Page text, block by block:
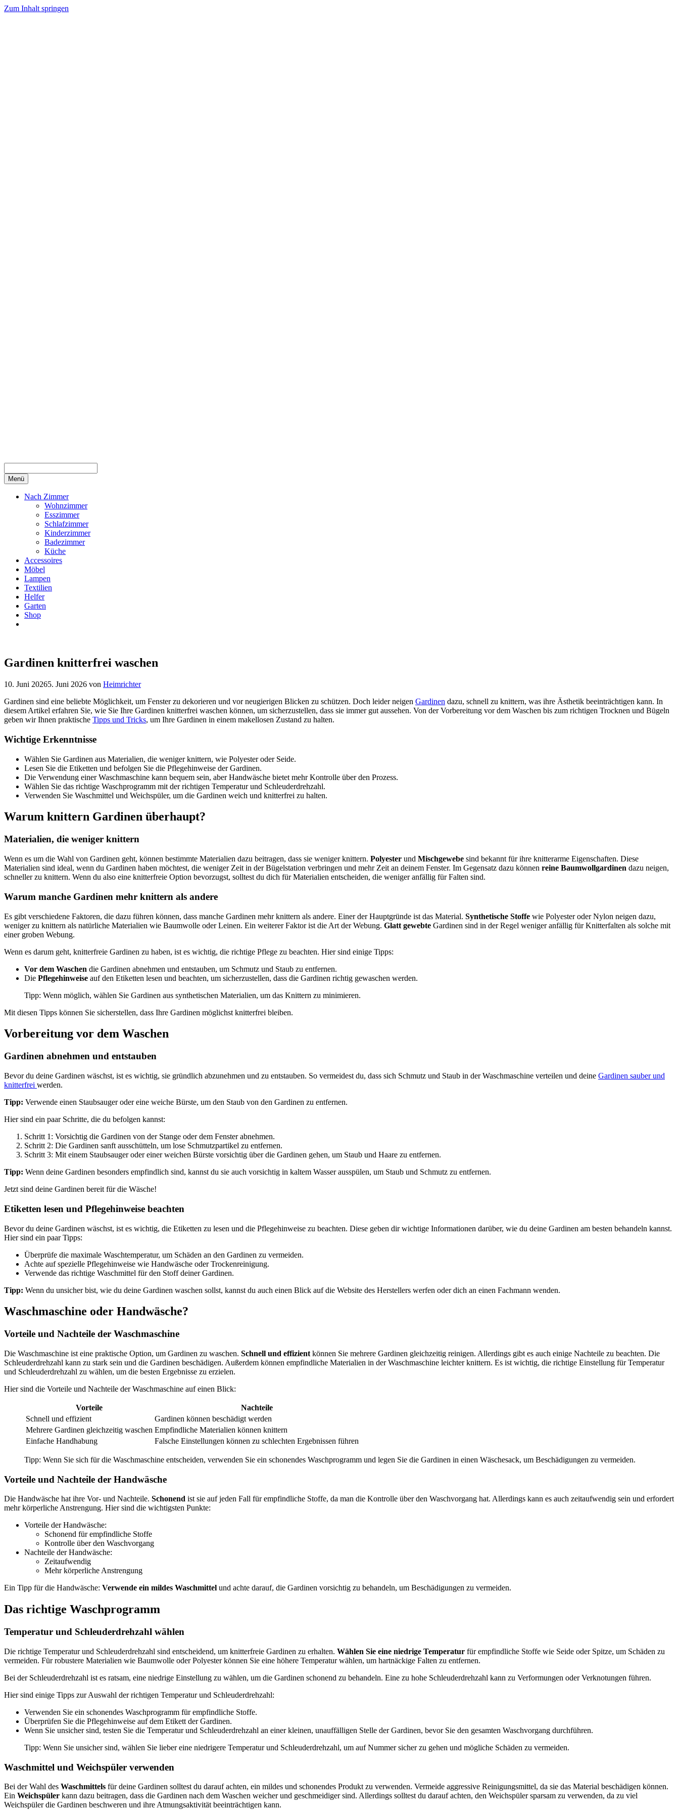
Zum Inhalt springen
Menü
Nach Zimmer
Wohnzimmer
Esszimmer
Schlafzimmer
Kinderzimmer
Badezimmer
Küche
Accessoires
Möbel
Lampen
Textilien
Helfer
Garten
Shop
Gardinen knitterfrei waschen
10. Juni 20265. Juni 2026 von Heimrichter
Gardinen sind eine beliebte Möglichkeit, um Fenster zu dekorieren und vor neugierigen Blicken zu schützen. Doch leider neigen Gardinen dazu, schnell zu knittern, was ihre Ästhetik beeinträchtigen kann. In
diesem Artikel erfahren Sie, wie Sie Ihre Gardinen knitterfrei waschen können, um sicherzustellen, dass sie immer gut aussehen. Von der Vorbereitung vor dem Waschen bis zum richtigen Trocknen und Bügeln
geben wir Ihnen praktische Tipps und Tricks, um Ihre Gardinen in einem makellosen Zustand zu halten.
Wichtige Erkenntnisse
Wählen Sie Gardinen aus Materialien, die weniger knittern, wie Polyester oder Seide.
Lesen Sie die Etiketten und befolgen Sie die Pflegehinweise der Gardinen.
Die Verwendung einer Waschmaschine kann bequem sein, aber Handwäsche bietet mehr Kontrolle über den Prozess.
Wählen Sie das richtige Waschprogramm mit der richtigen Temperatur und Schleuderdrehzahl.
Verwenden Sie Waschmittel und Weichspüler, um die Gardinen weich und knitterfrei zu halten.
Warum knittern Gardinen überhaupt?
Materialien, die weniger knittern
Wenn es um die Wahl von Gardinen geht, können bestimmte Materialien dazu beitragen, dass sie weniger knittern. Polyester und Mischgewebe sind bekannt für ihre knitterarme Eigenschaften. Diese
Materialien sind ideal, wenn du Gardinen haben möchtest, die weniger Zeit in der Bügelstation verbringen und mehr Zeit an deinem Fenster. Im Gegensatz dazu können reine Baumwollgardinen dazu neigen,
schneller zu knittern. Wenn du also eine knitterfreie Option bevorzugst, solltest du dich für Materialien entscheiden, die weniger anfällig für Falten sind.
Warum manche Gardinen mehr knittern als andere
Es gibt verschiedene Faktoren, die dazu führen können, dass manche Gardinen mehr knittern als andere. Einer der Hauptgründe ist das Material. Synthetische Stoffe wie Polyester oder Nylon neigen dazu,
weniger zu knittern als natürliche Materialien wie Baumwolle oder Leinen. Ein weiterer Faktor ist die Art der Webung. Glatt gewebte Gardinen sind in der Regel weniger anfällig für Knitterfalten als solche mit
einer groben Webung.
Wenn es darum geht, knitterfreie Gardinen zu haben, ist es wichtig, die richtige Pflege zu beachten. Hier sind einige Tipps:
Vor dem Waschen die Gardinen abnehmen und entstauben, um Schmutz und Staub zu entfernen.
Die Pflegehinweise auf den Etiketten lesen und beachten, um sicherzustellen, dass die Gardinen richtig gewaschen werden.
Tipp: Wenn möglich, wählen Sie Gardinen aus synthetischen Materialien, um das Knittern zu minimieren.
Mit diesen Tipps können Sie sicherstellen, dass Ihre Gardinen möglichst knitterfrei bleiben.
Vorbereitung vor dem Waschen
Gardinen abnehmen und entstauben
Bevor du deine Gardinen wäschst, ist es wichtig, sie gründlich abzunehmen und zu entstauben. So vermeidest du, dass sich Schmutz und Staub in der Waschmaschine verteilen und deine Gardinen sauber und
knitterfrei werden.
Tipp: Verwende einen Staubsauger oder eine weiche Bürste, um den Staub von den Gardinen zu entfernen.
Hier sind ein paar Schritte, die du befolgen kannst:
Schritt 1: Vorsichtig die Gardinen von der Stange oder dem Fenster abnehmen.
Schritt 2: Die Gardinen sanft ausschütteln, um lose Schmutzpartikel zu entfernen.
Schritt 3: Mit einem Staubsauger oder einer weichen Bürste vorsichtig über die Gardinen gehen, um Staub und Haare zu entfernen.
Tipp: Wenn deine Gardinen besonders empfindlich sind, kannst du sie auch vorsichtig in kaltem Wasser ausspülen, um Staub und Schmutz zu entfernen.
Jetzt sind deine Gardinen bereit für die Wäsche!
Etiketten lesen und Pflegehinweise beachten
Bevor du deine Gardinen wäschst, ist es wichtig, die Etiketten zu lesen und die Pflegehinweise zu beachten. Diese geben dir wichtige Informationen darüber, wie du deine Gardinen am besten behandeln kannst.
Hier sind ein paar Tipps:
Überprüfe die maximale Waschtemperatur, um Schäden an den Gardinen zu vermeiden.
Achte auf spezielle Pflegehinweise wie Handwäsche oder Trockenreinigung.
Verwende das richtige Waschmittel für den Stoff deiner Gardinen.
Tipp: Wenn du unsicher bist, wie du deine Gardinen waschen sollst, kannst du auch einen Blick auf die Website des Herstellers werfen oder dich an einen Fachmann wenden.
Waschmaschine oder Handwäsche?
Vorteile und Nachteile der Waschmaschine
Die Waschmaschine ist eine praktische Option, um Gardinen zu waschen. Schnell und effizient können Sie mehrere Gardinen gleichzeitig reinigen. Allerdings gibt es auch einige Nachteile zu beachten. Die
Schleuderdrehzahl kann zu stark sein und die Gardinen beschädigen. Außerdem können empfindliche Materialien in der Waschmaschine leichter knittern. Es ist wichtig, die richtige Einstellung für Temperatur
und Schleuderdrehzahl zu wählen, um die besten Ergebnisse zu erzielen.
Hier sind die Vorteile und Nachteile der Waschmaschine auf einen Blick:
Vorteile
Nachteile
Schnell und effizient
Gardinen können beschädigt werden
Mehrere Gardinen gleichzeitig waschen Empfindliche Materialien können knittern
Einfache Handhabung
Falsche Einstellungen können zu schlechten Ergebnissen führen
Tipp: Wenn Sie sich für die Waschmaschine entscheiden, verwenden Sie ein schonendes Waschprogramm und legen Sie die Gardinen in einen Wäschesack, um Beschädigungen zu vermeiden.
Vorteile und Nachteile der Handwäsche
Die Handwäsche hat ihre Vor- und Nachteile. Schonend ist sie auf jeden Fall für empfindliche Stoffe, da man die Kontrolle über den Waschvorgang hat. Allerdings kann es auch zeitaufwendig sein und erfordert
mehr körperliche Anstrengung. Hier sind die wichtigsten Punkte:
Vorteile der Handwäsche:
Schonend für empfindliche Stoffe
Kontrolle über den Waschvorgang
Nachteile der Handwäsche:
Zeitaufwendig
Mehr körperliche Anstrengung
Ein Tipp für die Handwäsche: Verwende ein mildes Waschmittel und achte darauf, die Gardinen vorsichtig zu behandeln, um Beschädigungen zu vermeiden.
Das richtige Waschprogramm
Temperatur und Schleuderdrehzahl wählen
Die richtige Temperatur und Schleuderdrehzahl sind entscheidend, um knitterfreie Gardinen zu erhalten. Wählen Sie eine niedrige Temperatur für empfindliche Stoffe wie Seide oder Spitze, um Schäden zu
vermeiden. Für robustere Materialien wie Baumwolle oder Polyester können Sie eine höhere Temperatur wählen, um hartnäckige Falten zu entfernen.
Bei der Schleuderdrehzahl ist es ratsam, eine niedrige Einstellung zu wählen, um die Gardinen schonend zu behandeln. Eine zu hohe Schleuderdrehzahl kann zu Verformungen oder Verknotungen führen.
Hier sind einige Tipps zur Auswahl der richtigen Temperatur und Schleuderdrehzahl:
Verwenden Sie ein schonendes Waschprogramm für empfindliche Stoffe.
Überprüfen Sie die Pflegehinweise auf dem Etikett der Gardinen.
Wenn Sie unsicher sind, testen Sie die Temperatur und Schleuderdrehzahl an einer kleinen, unauffälligen Stelle der Gardinen, bevor Sie den gesamten Waschvorgang durchführen.
Tipp: Wenn Sie unsicher sind, wählen Sie lieber eine niedrigere Temperatur und Schleuderdrehzahl, um auf Nummer sicher zu gehen und mögliche Schäden zu vermeiden.
Waschmittel und Weichspüler verwenden
Bei der Wahl des Waschmittels für deine Gardinen solltest du darauf achten, ein mildes und schonendes Produkt zu verwenden. Vermeide aggressive Reinigungsmittel, da sie das Material beschädigen können.
Ein Weichspüler kann dazu beitragen, dass die Gardinen nach dem Waschen weicher und geschmeidiger sind. Allerdings solltest du darauf achten, den Weichspüler sparsam zu verwenden, da zu viel
Weichspüler die Gardinen beschweren und ihre Atmungsaktivität beeinträchtigen kann.